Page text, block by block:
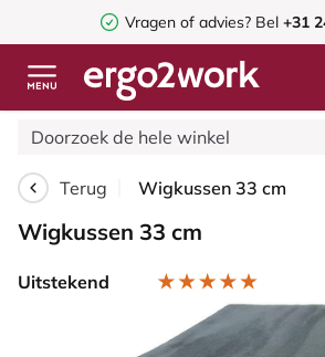
Vragen of advies? Bel +31
Terug Wigkussen 33 cm
Wigkussen 33 cm
Uitstekend